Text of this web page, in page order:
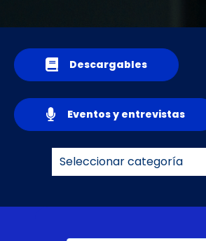
Descargables
Eventos y entrevistas